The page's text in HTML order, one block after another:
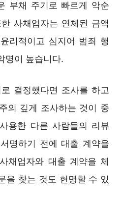
부채 주기로 빠르게 악순
사채업자는 연체된 금액
리적이고 심지어 범죄 행
명이 높습니다.
결정했다면 조사를 하고
의 깊게 조사하는 것이 중
용한 다른 사람들의 리뷰
명하기 전에 대출 계약을
채업자와 대출 계약을 체
을 찾는 것도 현명할 수 있